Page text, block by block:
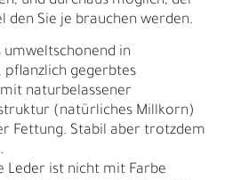
den Sie je brauchen werden.
in
pflanzlich gegerbtes
naturbelassener
(natürliches Millkorn)
Fettung. Stabil aber trotzdem
Leder ist nicht mit Farbe